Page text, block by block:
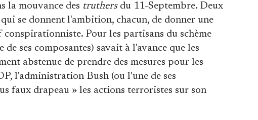
la mouvance des truthersdu 11-Septembre. Deux
se donnent l'ambition, chacun, de donner une
Pour les partisans du schème
ses composantes) savait à l'avance que les
abstenue de prendre des mesures pour les
l'administration Bush (ou l'une de ses
faux drapeau » les actions terroristes sur son